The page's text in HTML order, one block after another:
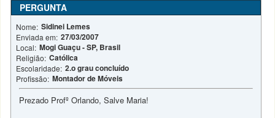
PERGUNTA
Nome: Sidinei Lemes
Enviada em: 27/03/2007
Local: Mogi Guaçu - SP, Brasil
Religião: Católica
Escolaridade: 2.o grau concluído
Profissão: Montador de Móveis
Prezado Profº Orlando, Salve Maria!